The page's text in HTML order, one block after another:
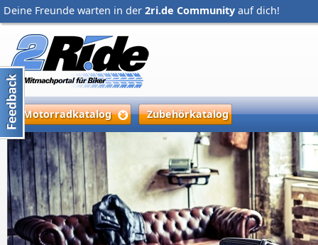
Deine Freunde warten in der 2ri.de Community auf dich!
Motorradkatalog Zubehörkatalog